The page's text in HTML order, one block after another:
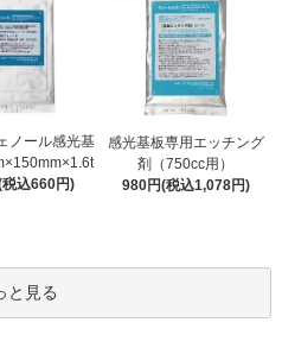
ノール感光基
込660円)
感光基板専用エッチング
剤（750cc用）
980円(税込1,078円)
と見る